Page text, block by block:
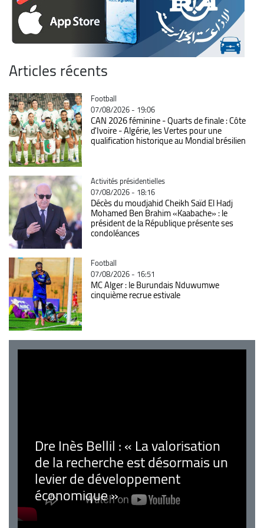
Articles récents
Catégorie
Football
07/08/2026 - 19:06
CAN 2026 féminine - Quarts de finale : Côte
d'Ivoire - Algérie, les Vertes pour une
qualification historique au Mondial brésilien
Catégorie
Activités présidentielles
07/08/2026 - 18:16
Décès du moudjahid Cheikh Saïd El Hadj
Mohamed Ben Brahim «Kaabache» : le
président de la République présente ses
condoléances
Catégorie
Football
07/08/2026 - 16:51
MC Alger : le Burundais Nduwumwe
cinquième recrue estivale
Dre Inès Bellil : « La valorisation
de la recherche est désormais un
levier de développement
économique »